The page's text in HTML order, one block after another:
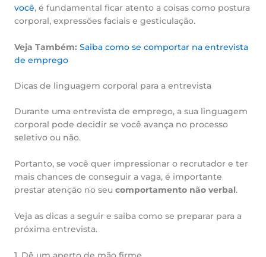
você, é fundamental ficar atento a coisas como postura
corporal, expressões faciais e gesticulação.
Veja Também: Saiba como se comportar na entrevista
de emprego
Dicas de linguagem corporal para a entrevista
Durante uma entrevista de emprego, a sua linguagem
corporal pode decidir se você avança no processo
seletivo ou não.
Portanto, se você quer impressionar o recrutador e ter
mais chances de conseguir a vaga, é importante
prestar atenção no seu comportamento não verbal.
Veja as dicas a seguir e saiba como se preparar para a
próxima entrevista.
1. Dê um aperto de mão firme